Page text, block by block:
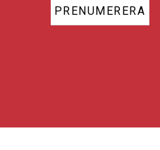
PRENUMERERA